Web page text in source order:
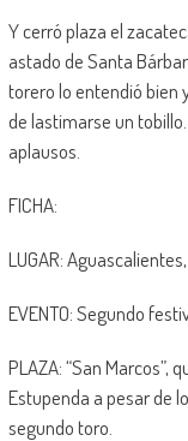
Y cerró plaza el
astado de Santa
torero lo entendió bien
de lastimarse un
aplausos.
FICHA:
LUGAR:
EVENTO: Segundo
PLAZA: “San Marcos”,
Estupenda a pesar de
segundo toro.